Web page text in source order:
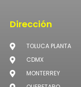
Dirección
TOLUCA PLANTA
CDMX
MONTERREY